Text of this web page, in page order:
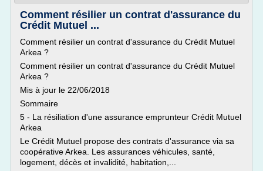
Comment résilier un contrat d'assurance du
Crédit Mutuel ...
Comment résilier un contrat d'assurance du Crédit Mutuel
Arkea ?
Comment résilier un contrat d'assurance du Crédit Mutuel
Arkea ?
Mis à jour le 22/06/2018
Sommaire
5 - La résiliation d'une assurance emprunteur Crédit Mutuel
Arkea
Le Crédit Mutuel propose des contrats d'assurance via sa
coopérative Arkea. Les assurances véhicules, santé,
logement, décès et invalidité, habitation,...